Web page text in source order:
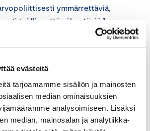
evästeitä
tarjoamamme sisällön ja mainosten
median ominaisuuksien
analysoimiseen. Lisäksi
median, mainosalan ja analytiikka-
ymmärrettäviä,
työllisyyttä vähentäviä,”
jos se aikoo yltää 75 prosentin
työllisyyttä kohentavia keinoja,
– neljä vuotta on